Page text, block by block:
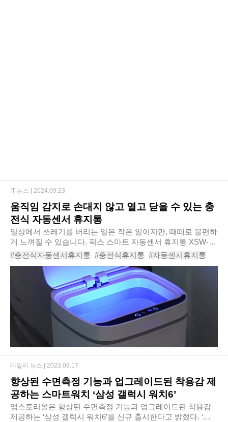
움직임 감지로 손대지 않고 열고 닫을 수 있는 충
전식 자동센서 휴지통
일상에서 쓰레기를 버리는 일은 작은 일이지만, 때때로 불편하
게 느껴질 수 있습니다. 픽스 스마트 자동센서 휴지통 XSW-
301은 이러한 불편함을 해소해주는 혁신적인 제품입니다. 이
휴지통은 특히 요리 중이거나 아이를 안..
#충전식자동센서휴지통 #충전식휴지통 #자동센서휴지통
#스마트휴지통 #자동센서휴지통추천
#픽스스마트자동센서휴지통
#픽스스마트자동센서휴지통XSW-301 #
IT 뉴스 | 2024.09.23
향상된 수면측정 기능과 업그레이드된 착용감 제
공하는 스마트워치 ‘삼성 갤럭시 워치6’
앱스토리몰은 향상된 수면측정 기능과 업그레이드된 착용감
제공하는 ‘삼성 갤럭시 워치6’를 신규 출시한다고 밝혔다. ‘삼
데일리 뉴스 | 2023.08.17